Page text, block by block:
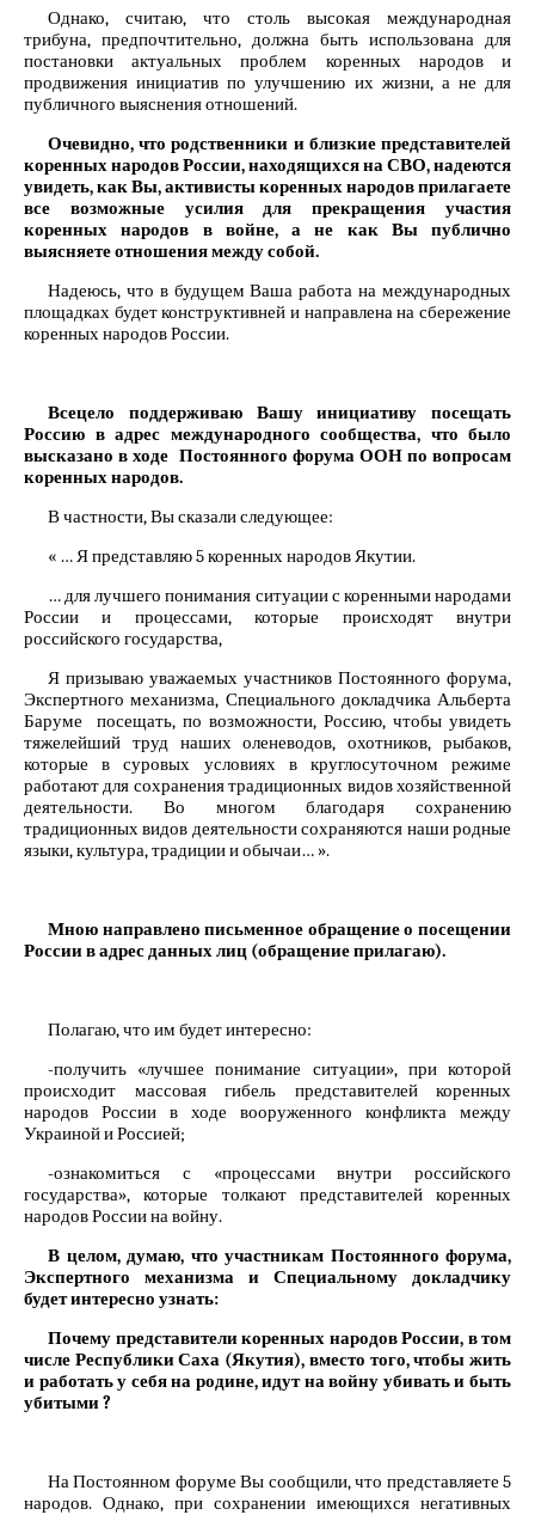
Однако, считаю, что столь высокая международная
трибуна, предпочтительно, должна быть использована для
постановки актуальных проблем коренных народов и
продвижения инициатив по улучшению их жизни, а не для
публичного выяснения отношений.
Очевидно, что родственники и близкие представителей
коренных народов России, находящихся на СВО, надеются
увидеть, как Вы, активисты коренных народов прилагаете
все возможные усилия для прекращения участия
коренных народов в войне, а не как Вы публично
выясняете отношения между собой.
Надеюсь, что в будущем Ваша работа на международных
площадках будет конструктивней и направлена на сбережение
коренных народов России.
Всецело поддерживаю Вашу инициативу посещать
Россию в адрес международного сообщества, что было
высказано в ходе Постоянного форума ООН по вопросам
коренных народов.
В частности, Вы сказали следующее:
« … Я представляю 5 коренных народов Якутии.
… для лучшего понимания ситуации с коренными народами
России и процессами, которые происходят внутри
российского государства,
Я призываю уважаемых участников Постоянного форума,
Экспертного механизма, Специального докладчика Альберта
Баруме посещать, по возможности, Россию, чтобы увидеть
тяжелейший труд наших оленеводов, охотников, рыбаков,
которые в суровых условиях в круглосуточном режиме
работают для сохранения традиционных видов хозяйственной
деятельности. Во многом благодаря сохранению
традиционных видов деятельности сохраняются наши родные
языки, культура, традиции и обычаи… ».
Мною направлено письменное обращение о посещении
России в адрес данных лиц (обращение прилагаю).
Полагаю, что им будет интересно:
-получить «лучшее понимание ситуации», при которой
происходит массовая гибель представителей коренных
народов России в ходе вооруженного конфликта между
Украиной и Россией;
-ознакомиться с «процессами внутри российского
государства», которые толкают представителей коренных
народов России на войну.
В целом, думаю, что участникам Постоянного форума,
Экспертного механизма и Специальному докладчику
будет интересно узнать:
Почему представители коренных народов России, в том
числе Республики Саха (Якутия), вместо того, чтобы жить
и работать у себя на родине, идут на войну убивать и быть
убитыми ?
На Постоянном форуме Вы сообщили, что представляете 5
народов. Однако, при сохранении имеющихся негативных